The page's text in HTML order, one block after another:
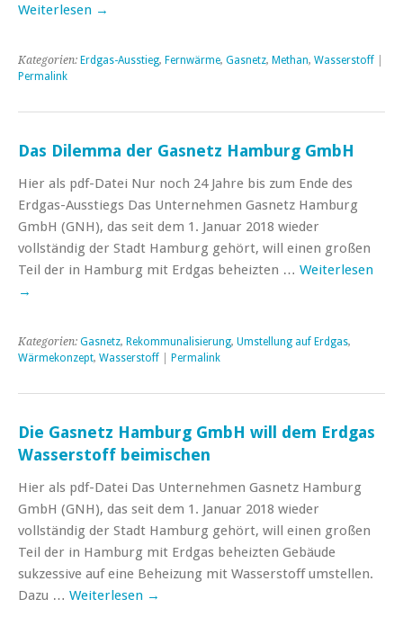
Weiterlesen →
Kategorien: Erdgas-Ausstieg, Fernwärme, Gasnetz, Methan, Wasserstoff
Permalink
Das Dilemma der Gasnetz Hamburg GmbH
Hier als pdf-Datei Nur noch 24 Jahre bis zum Ende des
Erdgas-Ausstiegs Das Unternehmen Gasnetz Hamburg
GmbH (GNH), das seit dem 1. Januar 2018 wieder
vollständig der Stadt Hamburg gehört, will einen großen
Teil der in Hamburg mit Erdgas beheizten … Weiterlesen
→
Kategorien: Gasnetz, Rekommunalisierung, Umstellung auf Erdgas,
Wärmekonzept, Wasserstoff Permalink
Die Gasnetz Hamburg GmbH will dem Erdgas
Wasserstoff beimischen
Hier als pdf-Datei Das Unternehmen Gasnetz Hamburg
GmbH (GNH), das seit dem 1. Januar 2018 wieder
vollständig der Stadt Hamburg gehört, will einen großen
Teil der in Hamburg mit Erdgas beheizten Gebäude
sukzessive auf eine Beheizung mit Wasserstoff umstellen.
Dazu … Weiterlesen →